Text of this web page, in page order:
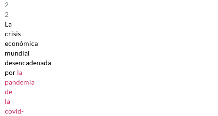
2
2
La
crisis
económica
mundial
desencadenada
por la
pandemia
de
la
covid-